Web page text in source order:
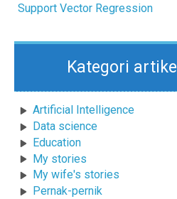
Support Vector Regression
Kategori artikel
Artificial Intelligence
Data science
Education
My stories
My wife's stories
Pernak-pernik